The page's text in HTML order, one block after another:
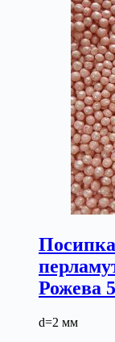
Рожева
d=2 мм